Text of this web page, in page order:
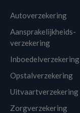
Autoverzekering
Aansprakelijkheids-
verzekering
Inboedelverzekering
Opstalverzekering
Uitvaartverzekering
Zorgverzekering